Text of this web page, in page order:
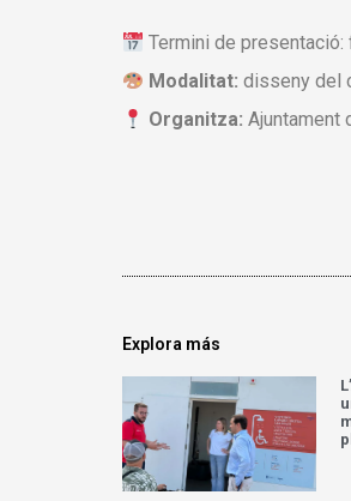
Termini de
Modalitat: disseny del
Organitza: Ajuntament
Explora más